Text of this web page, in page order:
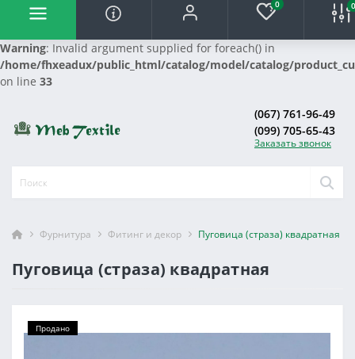
Warning: Invalid argument supplied for foreach() in
/home/fhxeadux/public_html/catalog/model/catalog/
on line 33
0 0
(067) 761-96-49
(099) 705-65-43
Заказать звонок
Фурнитура Фитинг и декор Пуговица (страза) квадратная
Пуговица (страза) квадратная
Продано